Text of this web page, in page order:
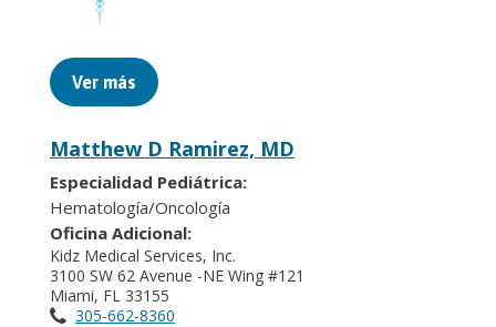
Ver más
Matthew D Ramirez, MD
Especialidad Pediátrica:
Hematología/Oncología
Oficina Adicional:
Kidz Medical Services, Inc.
3100 SW 62 Avenue -NE Wing #121
Miami, FL 33155
305-662-8360